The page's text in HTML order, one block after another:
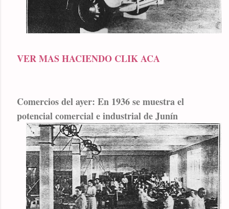
VER MAS HACIENDO CLIK ACA
Comercios del ayer: En 1936 se muestra el
potencial comercial e industrial de Junín